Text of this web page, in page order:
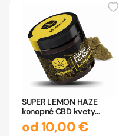
SUPER LEMON HAZE
konopné CBD kvety
Happease
od 10,00 €